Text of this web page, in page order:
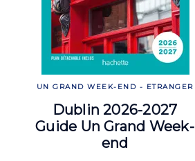
UN GRAND WEEK-END - ETRANGER
Dublin 2026-2027
Guide Un Grand Week-
end